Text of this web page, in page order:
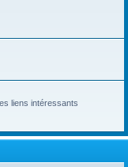
liens intéressants